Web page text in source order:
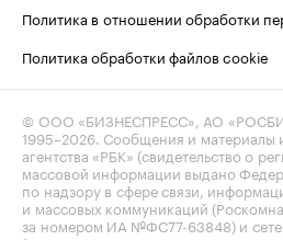
Политика в отношении обработки
Политика обработки файлов cookie
© ООО «БИЗНЕСПРЕСС», АО
1995–2026. Сообщения и материалы
агентства «РБК» (свидетельство о
массовой информации выдано
по надзору в сфере связи,
и массовых коммуникаций
за номером ИА №ФС77-63848) и